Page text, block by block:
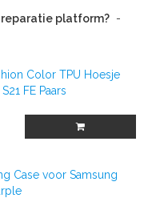
reparatie platform? -
Color TPU Hoesje
FE Paars
Case voor Samsung